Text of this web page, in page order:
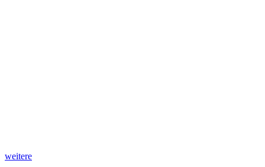
weitere